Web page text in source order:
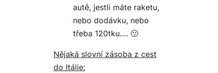
autě, jestli máte raketu,
nebo dodávku, nebo
třeba 120tku…. 🙂
Nějaká slovní zásoba z cest
do Itálie: